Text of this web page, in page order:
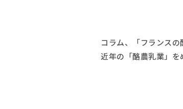
コラム、「フランスの
近年の「酪農乳業」を